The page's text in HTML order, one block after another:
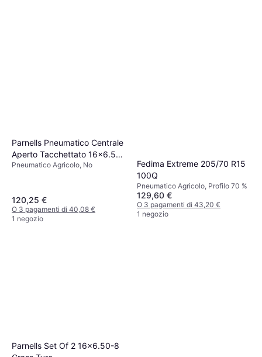
Parnells Pneumatico Centrale
Aperto Tacchettato 16x6.50-
8
Pneumatico Agricolo, No
120,25 €
O 3 pagamenti di 40,08 €
1 negozio
Fedima Extreme 205/70 R15
100Q
Pneumatico Agricolo, Profilo 70 %
129,60 €
O 3 pagamenti di 43,20 €
1 negozio
Parnells Set Of 2 16x6.50-8